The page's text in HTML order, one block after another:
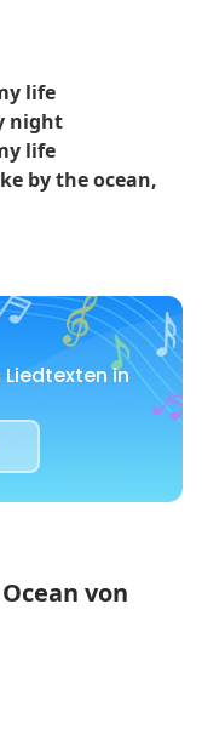
life
night
life
by the ocean,
in
von